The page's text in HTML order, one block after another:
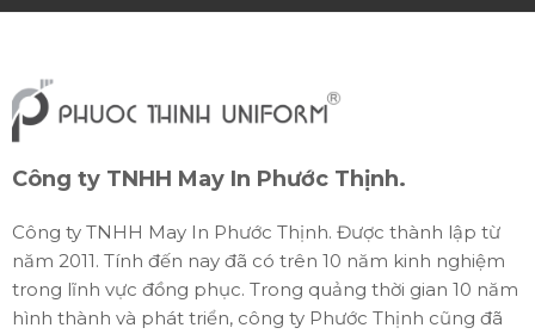
Công ty TNHH May In Phước Thịnh.
Công ty TNHH May In Phước Thịnh. Được thành lập từ
năm 2011. Tính đến nay đã có trên 10 năm kinh nghiệm
trong lĩnh vực đồng phục. Trong quảng thời gian 10 năm
hình thành và phát triển, công ty Phước Thịnh cũng đã